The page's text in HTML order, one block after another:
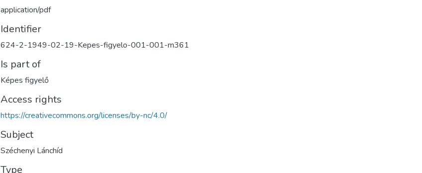
application/pdf
Identifier
624-2-1949-02-19-Kepes-figyelo-001-001-m361
Is part of
Képes figyelő
Access rights
https://creativecommons.org/licenses/by-nc/4.0/
Subject
Széchenyi Lánchíd
Type